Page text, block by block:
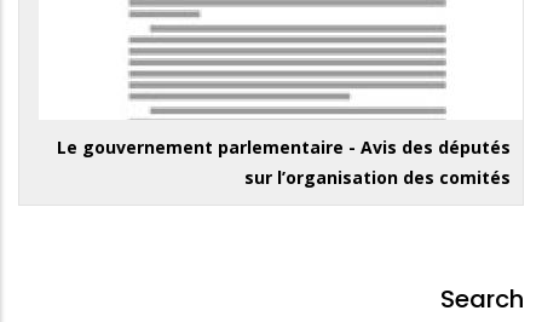
Le gouvernement parlementaire - Avis des députés
sur l’organisation des comités
Search